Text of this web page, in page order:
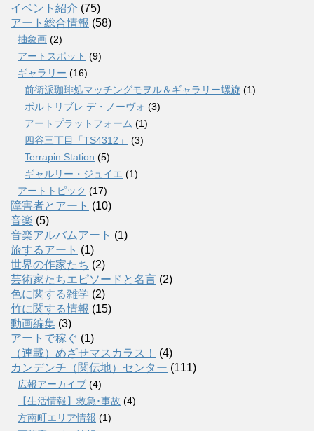
イベント紹介 (75)
アート総合情報 (58)
抽象画 (2)
アートスポット (9)
ギャラリー (16)
前衛派珈琲処マッチングモヲル＆ギャラリー螺旋 (1)
ポルトリブレ デ・ノーヴォ (3)
アートプラットフォーム (1)
四谷三丁目「TS4312」
(3)
Terrapin Station (5)
ギャルリー・ジュイエ (1)
アートトピック (17)
障害者とアート (10)
音楽 (5)
音楽アルバムアート (1)
旅するアート (1)
世界の作家たち (2)
芸術家たちエピソードと名言 (2)
色に関する雑学 (2)
竹に関する情報 (15)
動画編集 (3)
アートで稼ぐ (1)
（連載）めざせマスカラス！
(4)
カンデンチ（関伝地）センター (111)
広報アーカイブ (4)
【生活情報】救急･事故 (4)
方南町エリア情報 (1)